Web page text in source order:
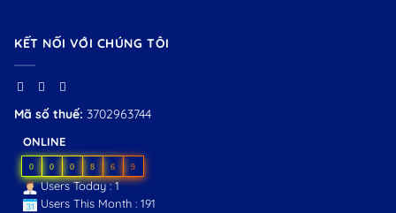
KẾT NỐI VỚI CHÚNG TÔI
Mã số thuế: 3702963744
ONLINE
0 0 0 8 6 9
Users Today : 1
Users This Month : 191